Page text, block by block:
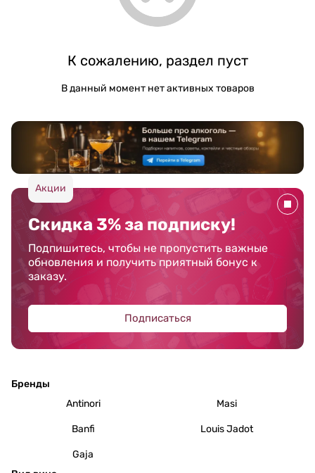
К сожалению, раздел пуст
В данный момент нет активных товаров
Акции
Скидка 3% за подписку!
Подпишитесь, чтобы не пропустить важные
обновления и получить приятный бонус к
заказу.
Подписаться
Бренды
Antinori
Masi
Banfi Louis Jadot
Gaja